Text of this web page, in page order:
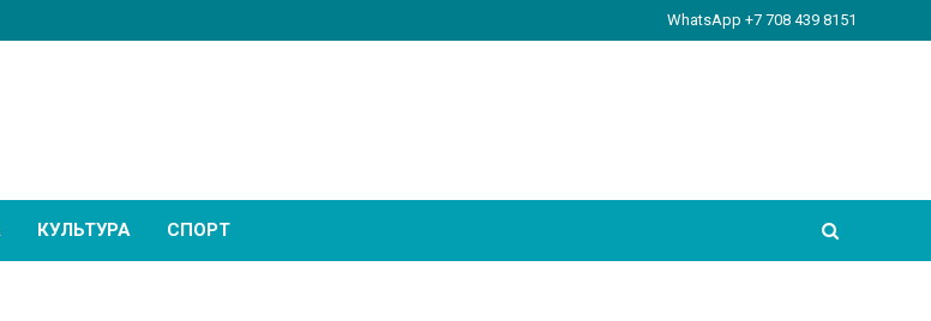
WhatsApp +7 708 439 8151
КУЛЬТУРА СПОРТ